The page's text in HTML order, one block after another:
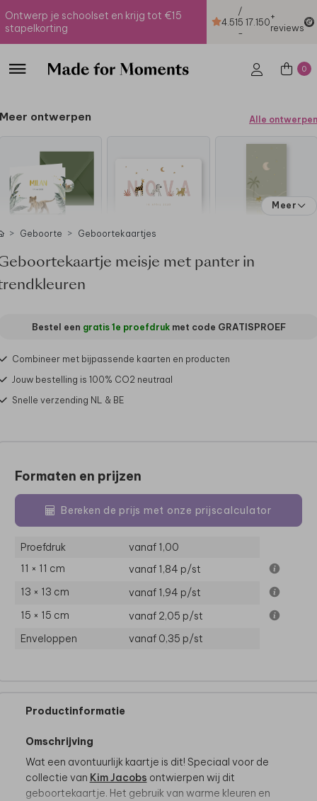
Ontwerp je schoolset en krijg tot €15
stapelkorting
4.51
/
5
-
17.150+
reviews
0
Meer ontwerpen Alle ontwerpen
Meer
Geboorte Geboortekaartjes
meisje met panter in
Bestel een gratis 1e proefdrukmet code GRATISPROEF
Combineer met bijpassende kaarten en producten
Jouw bestelling is 100% CO2 neutraal
Snelle verzending NL & BE
Formaten en prijzen
Bereken de prijs met onze prijscalculator
Proefdruk
vanaf 1,00
11 × 11 cm
vanaf 1,84 p/st
13 × 13 cm
vanaf 1,94 p/st
15 × 15 cm
vanaf 2,05 p/st
Enveloppen
vanaf 0,35 p/st
Productinformatie
Omschrijving
Wat een avontuurlijk kaartje is dit! Speciaal voor de
collectie van Kim Jacobs ontwierpen wij dit
geboortekaartje. Het gebruik van warme kleuren en